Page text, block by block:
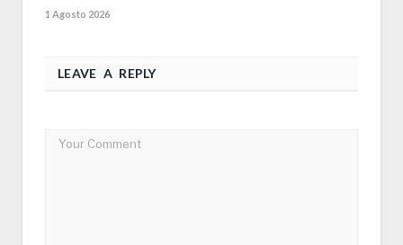
1 Agosto 2026
LEAVE A REPLY